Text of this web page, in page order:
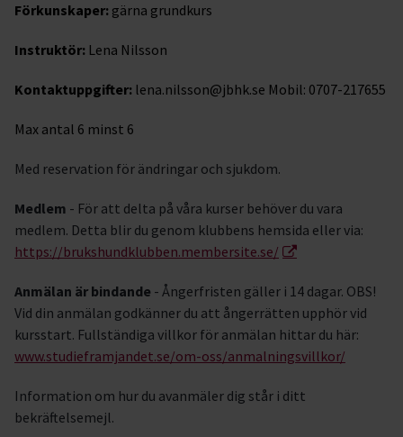
Förkunskaper: gärna grundkurs
Instruktör: Lena Nilsson
Kontaktuppgifter: lena.nilsson@jbhk.se Mobil: 0707-217655
Max antal 6 minst 6
Med reservation för ändringar och sjukdom.
Medlem - För att delta på våra kurser behöver du vara
medlem. Detta blir du genom klubbens hemsida eller via:
https://brukshundklubben.membersite.se/
Anmälan är bindande - Ångerfristen gäller i 14 dagar. OBS!
Vid din anmälan godkänner du att ångerrätten upphör vid
kursstart. Fullständiga villkor för anmälan hittar du här:
www.studieframjandet.se/om-oss/anmalningsvillkor/
Information om hur du avanmäler dig står i ditt
bekräftelsemejl.